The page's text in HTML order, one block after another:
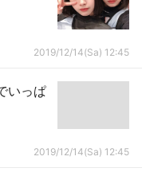
2019/12/14(Sa) 12:45
いっぱ
2019/12/14(Sa) 12:45